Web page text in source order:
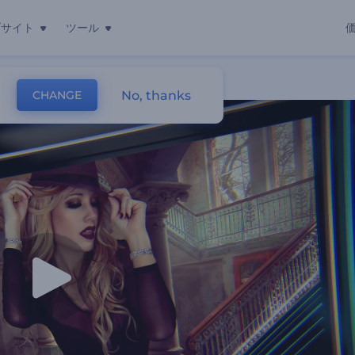
イト ツール
CHANGE No, thanks